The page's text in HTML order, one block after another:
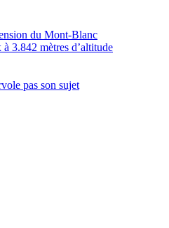
du Mont-Blanc
3.842 mètres d’altitude
pas son sujet